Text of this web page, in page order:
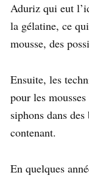
Aduriz qui eut
la gélatine, ce
mousse, des
Ensuite, les
pour les
siphons dans
contenant.
En quelques